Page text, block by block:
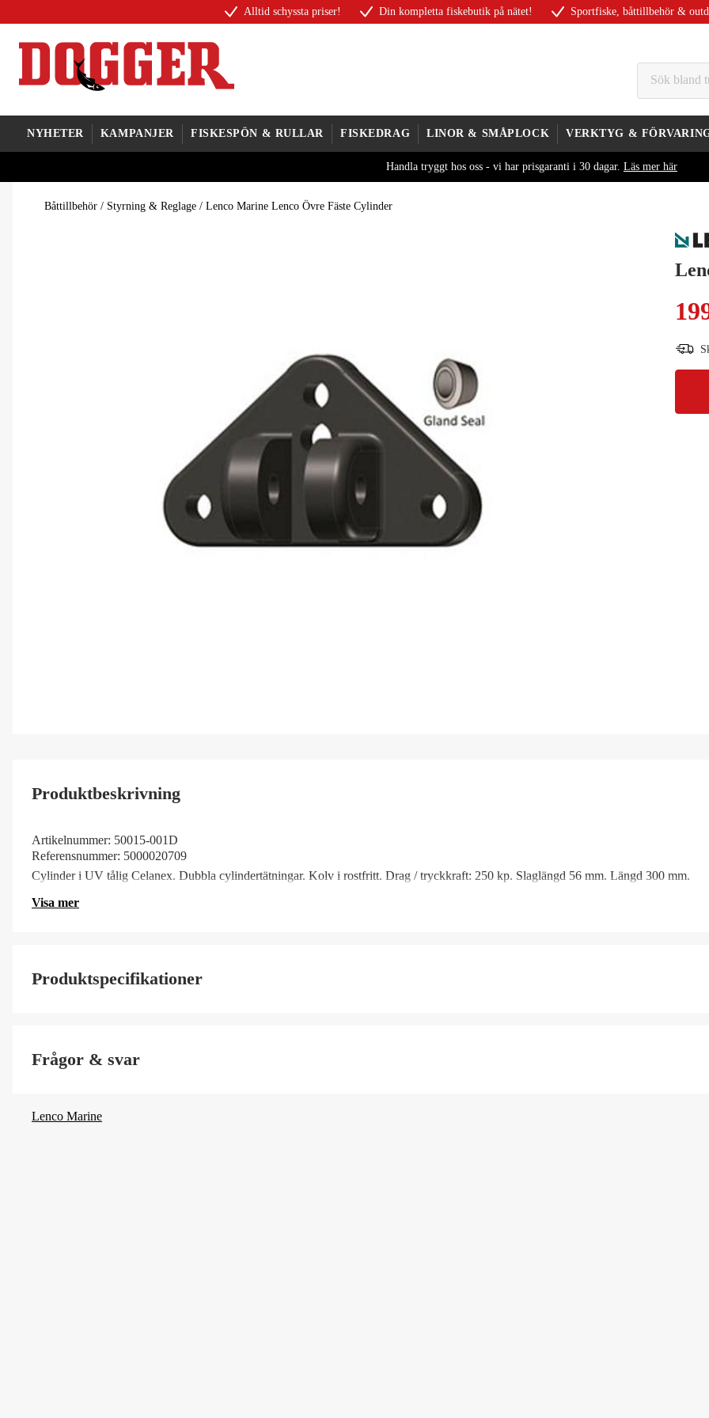
Alltid schyssta priser! Din kompletta fiskebutik på nätet! Sportfiske, båttillbehör &
NYHETER KAMPANJER FISKESPÖN & RULLAR FISKEDRAG LINOR & SMÅPLOCK VERKTYG &
Handla tryggt hos oss - vi har prisgaranti i 30 dagar. Läs mer här
Båttillbehör / Styrning & Reglage / Lenco Marine Lenco Övre Fäste Cylinder
Produktbeskrivning
Artikelnummer: 50015-001D
Referensnummer: 5000020709
Cylinder i UV tålig Celanex. Dubbla cylindertätningar. Kolv i rostfritt. Drag / tryckkraft: 250 kp. Slaglängd 56 mm. Längd 300 mm.
Visa mer
Produktspecifikationer
Frågor & svar
Lenco Marine